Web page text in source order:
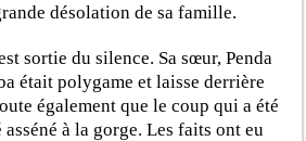
désolation de sa famille.
sortie du silence. Sa sœur, Penda
était polygame et laisse derrière
également que le coup qui a été
à la gorge. Les faits ont eu